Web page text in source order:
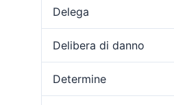
Delega
Delibera di danno
Determine